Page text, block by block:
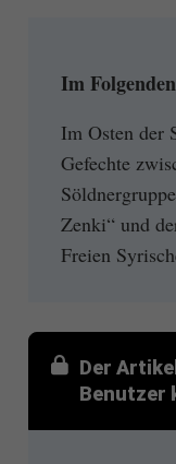
Im
Im Osten der
Gefechte
Zenki“ und
Freien
Der
Benutzer